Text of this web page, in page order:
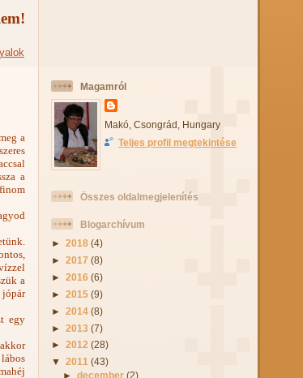
a
a
a
egy
Magamról
Makó, Csongrád, Hungary
Teljes profil megtekintése
Összes oldalmegjelenítés
Blogarchívum
► 2018 (4)
► 2017 (8)
► 2016 (6)
► 2015 (9)
► 2014 (8)
► 2013 (7)
► 2012 (28)
▼ 2011 (43)
►december(2)